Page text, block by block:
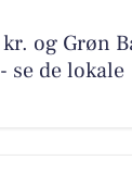
og Grøn
se de lokale